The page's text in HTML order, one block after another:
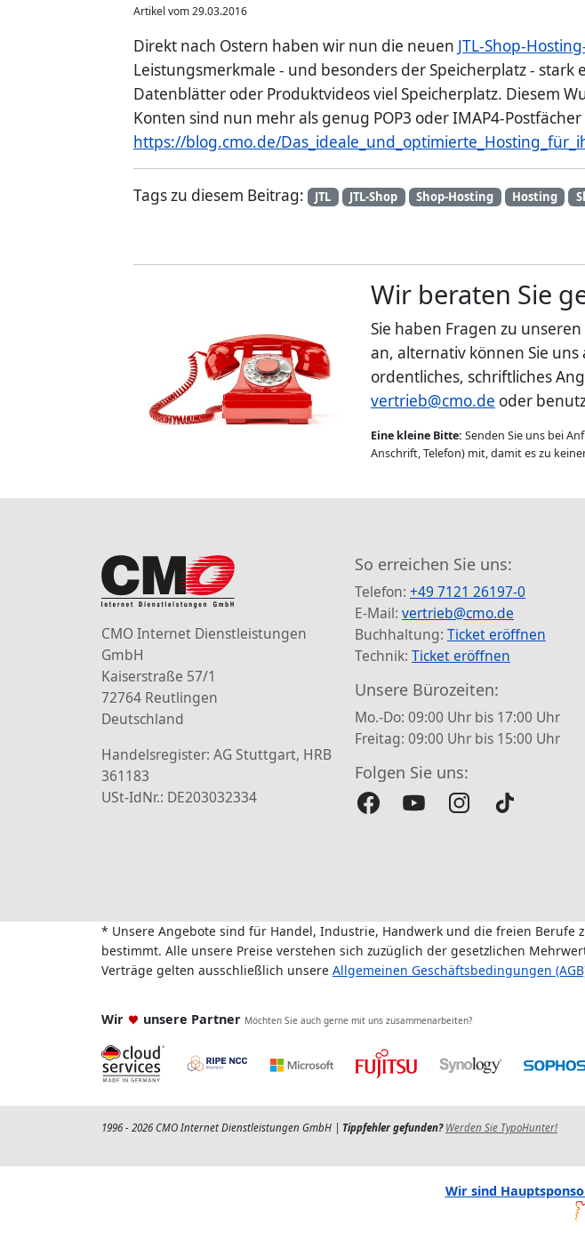
Artikel vom 29.03.2016
Direkt nach Ostern haben wir nun die neuen JTL-Shop-
Leistungsmerkmale - und besonders der Speicherplatz -
Datenblätter oder Produktvideos viel Speicherplatz. Diesem
Konten sind nun mehr als genug POP3 oder IMAP4-
https://blog.cmo.de/
Tags zu diesem Beitrag: JTL JTL-Shop Shop-Hosting Hosting
Wir beraten Sie
Sie haben Fragen zu
an, alternativ können Sie uns
ordentliches, schriftliches
vertrieb@cmo.de oder
Eine kleine Bitte: Senden Sie uns bei
Anschrift, Telefon) mit, damit es zu
CMO Internet Dienstleistungen
GmbH
Kaiserstraße 57/1
72764 Reutlingen
Deutschland
Handelsregister: AG Stuttgart, HRB
361183
USt-IdNr.: DE203032334
So erreichen Sie uns:
Telefon: +49 7121 26197-0
E-Mail: vertrieb@cmo.de
Buchhaltung: Ticket eröffnen
Technik: Ticket eröffnen
Unsere Bürozeiten:
Mo.-Do: 09:00 Uhr bis 17:00 Uhr
Freitag: 09:00 Uhr bis 15:00 Uhr
Folgen Sie uns:
* Unsere Angebote sind für Handel, Industrie, Handwerk und die freien
bestimmt. Alle unsere Preise verstehen sich zuzüglich der gesetzlichen
Verträge gelten ausschließlich unsere Allgemeinen Geschäftsbedingungen
Wir unsere Partner Möchten Sie auch gerne mit uns zusammenarbeiten?
1996 - 2026 CMO Internet Dienstleistungen GmbH | Tippfehler gefunden? Werden Sie TypoHunter!
Wir sind